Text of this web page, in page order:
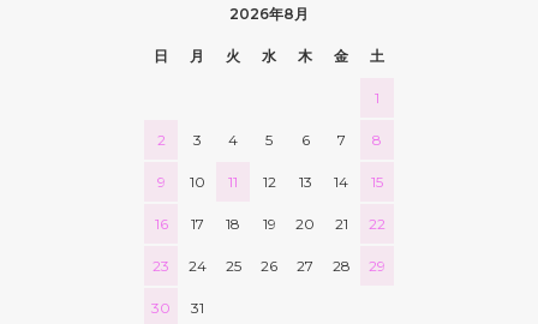
2026年8月
日 月 火 水 木 金 土
1
2 3 4 5 6 7 8
9 10 11 12 13 14 15
16 17 18 19 20 21 22
23 24 25 26 27 28 29
30 31